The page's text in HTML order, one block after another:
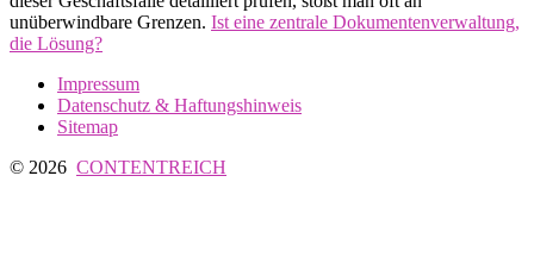
unüberwindbare Grenzen. Ist eine zentrale Dokumentenverwaltung,
die Lösung?
Impressum
Datenschutz & Haftungshinweis
Sitemap
© 2026 CONTENTREICH